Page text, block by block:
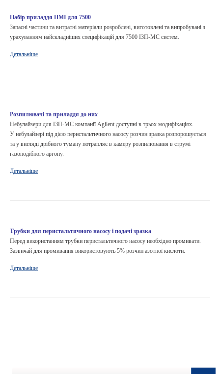
Набір приладдя HMI для 7500
Запасні частини та витратні матеріали розроблені, виготовлені та випробувані з
урахуванням найскладніших специфікацій для 7500 ІЗП-МС систем.
Детальніше
Розпилювачі та приладдя до них
Небулайзери для ІЗП-МС компанії Agilent доступні в трьох модифікаціях.
У небулайзері під дією перистальтичного насосу розчин зразка розпорошується
та у вигляді дрібного туману потрапляє в камеру розпилювання в струмі
газоподібного аргону.
Детальніше
Трубки для перистальтичного насосу і подачі зразка
Перед використанням трубки перистальтичного насосу необхідно промивати.
Зазвичай для промивання використовують 5% розчин азотної кислоти.
Детальніше